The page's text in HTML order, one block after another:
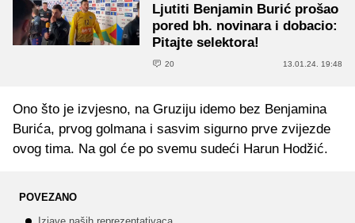
Ljutiti Benjamin Burić prošao
pored bh. novinara i dobacio:
Pitajte selektora!
20 13.01.24. 19:48
Ono što je izvjesno, na Gruziju idemo bez Benjamina
Burića, prvog golmana i sasvim sigurno prve zvijezde
ovog tima. Na gol će po svemu sudeći Harun Hodžić.
POVEZANO